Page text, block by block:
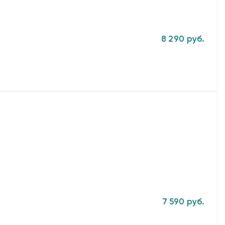
8 290 руб.
7 590 руб.